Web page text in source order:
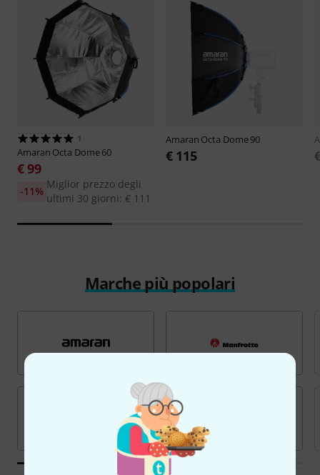
1
Amaran Octa Dome 60
€ 99
Miglior prezzo degli
ultimi 30 giorni: € 111
-11%
Amaran Octa Dome 90
€ 115
Marche più popolari